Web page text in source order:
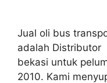
Jual oli bus
adalah Distributor
bekasi untuk
2010. Kami